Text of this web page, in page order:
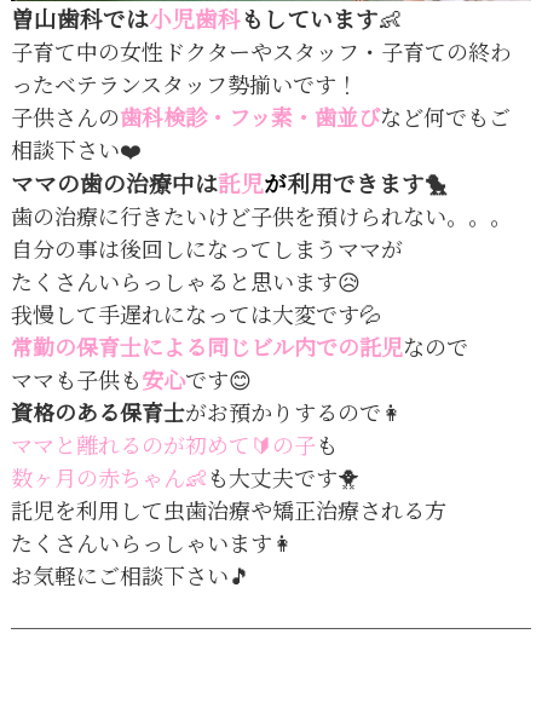
曽山歯科では小児歯科もしています👶
子育て中の女性ドクターやスタッフ・子育ての終わ
ったベテランスタッフ勢揃いです！
子供さんの歯科検診・フッ素・歯並びなど何でもご
相談下さい❤️
ママの歯の治療中は託児が利用できます🐤
歯の治療に行きたいけど子供を預けられない。。。
自分の事は後回しになってしまうママが
たくさんいらっしゃると思います😥
我慢して手遅れになっては大変です💦
常勤の保育士による同じビル内での託児なので
ママも子供も安心です😊
資格のある保育士がお預かりするので👩
ママと離れるのが初めて🔰の子も
数ヶ月の赤ちゃん👶も大丈夫です🐥
託児を利用して虫歯治療や矯正治療される方
たくさんいらっしゃいます👩
お気軽にご相談下さい🎵